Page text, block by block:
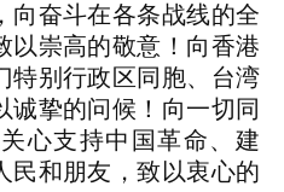
向奋斗在各条战线的全
以崇高的敬意！向香港
特别行政区同胞、台湾
诚挚的问候！向一切同
心支持中国革命、建
民和朋友，致以衷心的